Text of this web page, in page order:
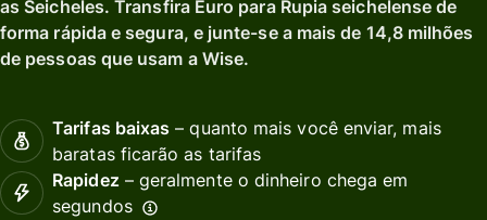
as Seicheles. Transfira Euro para Rupia seichelense de
forma rápida e segura, e junte-se a mais de 14,8 milhões
de pessoas que usam a Wise.
Tarifas baixas – quanto mais você enviar, mais
baratas ficarão as tarifas
Rapidez– geralmente o dinheiro chega em
segundos